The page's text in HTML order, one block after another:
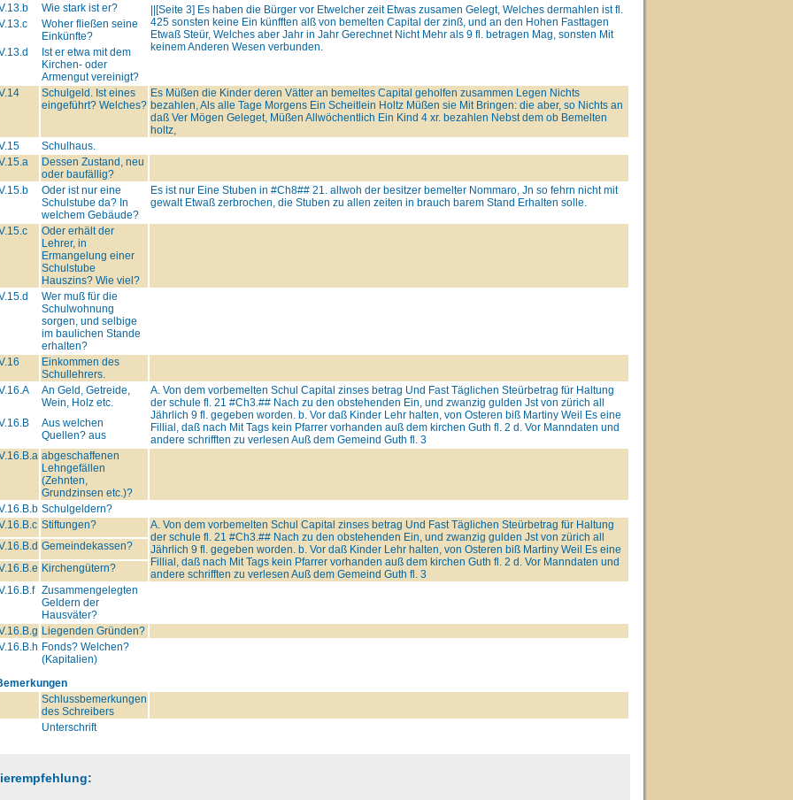
||[Seite 3] Es haben die Bürger vor Etwelcher zeit Etwas zusamen Gelegt, Welches dermahlen ist fl.
425 sonsten keine Ein künfften alß von bemelten Capital der zinß, und an den Hohen Fasttagen
Etwaß Steür, Welches aber Jahr in Jahr Gerechnet Nicht Mehr als 9 fl. betragen Mag, sonsten Mit
keinem Anderen Wesen verbunden.
Wie stark ist er?
Woher fließen seine
Einkünfte?
Ist er etwa mit dem
Kirchen- oder
Armengut vereinigt?
Schulgeld. Ist eines
eingeführt? Welches?
Es Müßen die Kinder deren Vätter an bemeltes Capital geholfen zusammen Legen Nichts
bezahlen, Als alle Tage Morgens Ein Scheitlein Holtz Müßen sie Mit Bringen: die aber, so Nichts an
daß Ver Mögen Geleget, Müßen Allwöchentlich Ein Kind 4 xr. bezahlen Nebst dem ob Bemelten
holtz,
Schulhaus.
Dessen Zustand, neu
oder baufällig?
Oder ist nur eine
Schulstube da? In
welchem Gebäude?
Es ist nur Eine Stuben in #Ch8##21. allwoh der besitzer bemelter Nommaro, Jn so fehrn nicht mit
gewalt Etwaß zerbrochen, die Stuben zu allen zeiten in brauch barem Stand Erhalten solle.
Oder erhält der
Lehrer, in
Ermangelung einer
Schulstube
Hauszins? Wie viel?
Wer muß für die
Schulwohnung
sorgen, und selbige
im baulichen Stande
erhalten?
Einkommen des
Schullehrers.
An Geld, Getreide,
Wein, Holz etc.
A. Von dem vorbemelten Schul Capital zinses betrag Und Fast Täglichen Steürbetrag für Haltung
der schule fl. 21 #Ch3.##Nach zu den obstehenden Ein, und zwanzig gulden Jst von zürich all
Jährlich 9 fl. gegeben worden. b. Vor daß Kinder Lehr halten, von Osteren biß Martiny Weil Es eine
Fillial, daß nach Mit Tags kein Pfarrer vorhanden auß dem kirchen Guth fl. 2 d. Vor Manndaten und
andere schrifften zu verlesen Auß dem Gemeind Guth fl. 3
Aus welchen
Quellen? aus
abgeschaffenen
Lehngefällen
(Zehnten,
Grundzinsen etc.)?
Schulgeldern?
Stiftungen?
A. Von dem vorbemelten Schul Capital zinses betrag Und Fast Täglichen Steürbetrag für Haltung
der schule fl. 21 #Ch3.##Nach zu den obstehenden Ein, und zwanzig gulden Jst von zürich all
Jährlich 9 fl. gegeben worden. b. Vor daß Kinder Lehr halten, von Osteren biß Martiny Weil Es eine
Fillial, daß nach Mit Tags kein Pfarrer vorhanden auß dem kirchen Guth fl. 2 d. Vor Manndaten und
andere schrifften zu verlesen Auß dem Gemeind Guth fl. 3
Gemeindekassen?
Kirchengütern?
Zusammengelegten
Geldern der
Hausväter?
Liegenden Gründen?
Fonds? Welchen?
(Kapitalien)
Schlussbemerkungen
des Schreibers
Unterschrift